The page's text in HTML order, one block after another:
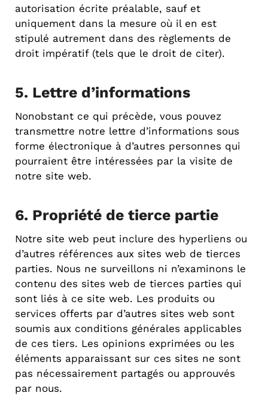
autorisation écrite préalable, sauf et
uniquement dans la mesure où il en est
stipulé autrement dans des règlements de
droit impératif (tels que le droit de citer).
5. Lettre d’informations
Nonobstant ce qui précède, vous pouvez
transmettre notre lettre d’informations sous
forme électronique à d’autres personnes qui
pourraient être intéressées par la visite de
notre site web.
6. Propriété de tierce partie
Notre site web peut inclure des hyperliens ou
d’autres références aux sites web de tierces
parties. Nous ne surveillons ni n’examinons le
contenu des sites web de tierces parties qui
sont liés à ce site web. Les produits ou
services offerts par d’autres sites web sont
soumis aux conditions générales applicables
de ces tiers. Les opinions exprimées ou les
éléments apparaissant sur ces sites ne sont
pas nécessairement partagés ou approuvés
par nous.